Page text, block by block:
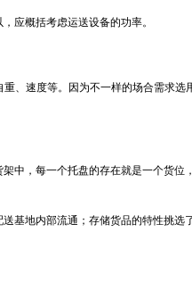
应概括考虑运送设备的功率。
速度等。因为不一样的场合需求
中，每一个托盘的存在就是一个货位
地内部流通；存储货品的特性挑